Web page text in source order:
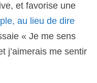
et favorise une
au lieu de dire
« Je me sens
j’aimerais me sentir